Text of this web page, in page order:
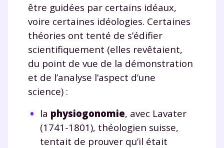
être guidées par certains idéaux,
voire certaines idéologies. Certaines
théories ont tenté de s’édifier
scientifiquement (elles revêtaient,
du point de vue de la démonstration
et de l’analyse l’aspect d’une
science) :
la physiogonomie, avec Lavater
(1741-1801), théologien suisse,
tentait de prouver qu’il était